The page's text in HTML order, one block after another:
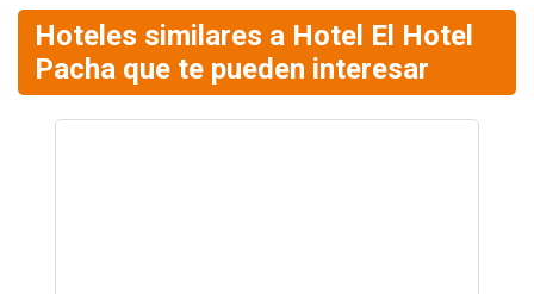
Hoteles similares a Hotel El Hotel
Pacha que te pueden interesar